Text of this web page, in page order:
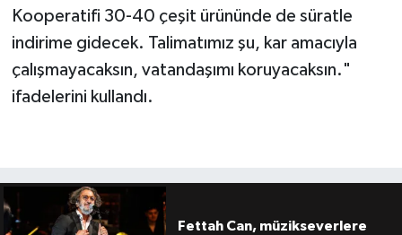
Kooperatifi 30-40 çeşit ürününde de süratle
indirime gidecek. Talimatımız şu, kar amacıyla
çalışmayacaksın, vatandaşımı koruyacaksın."
ifadelerini kullandı.
Fettah Can, müzikseverlere